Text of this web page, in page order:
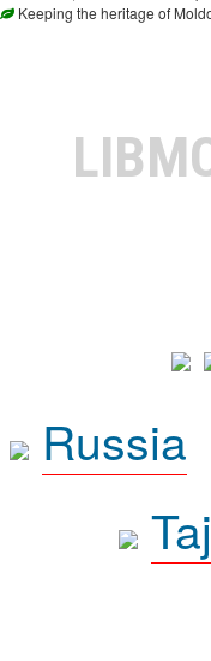
Keeping the heritage of
Russia